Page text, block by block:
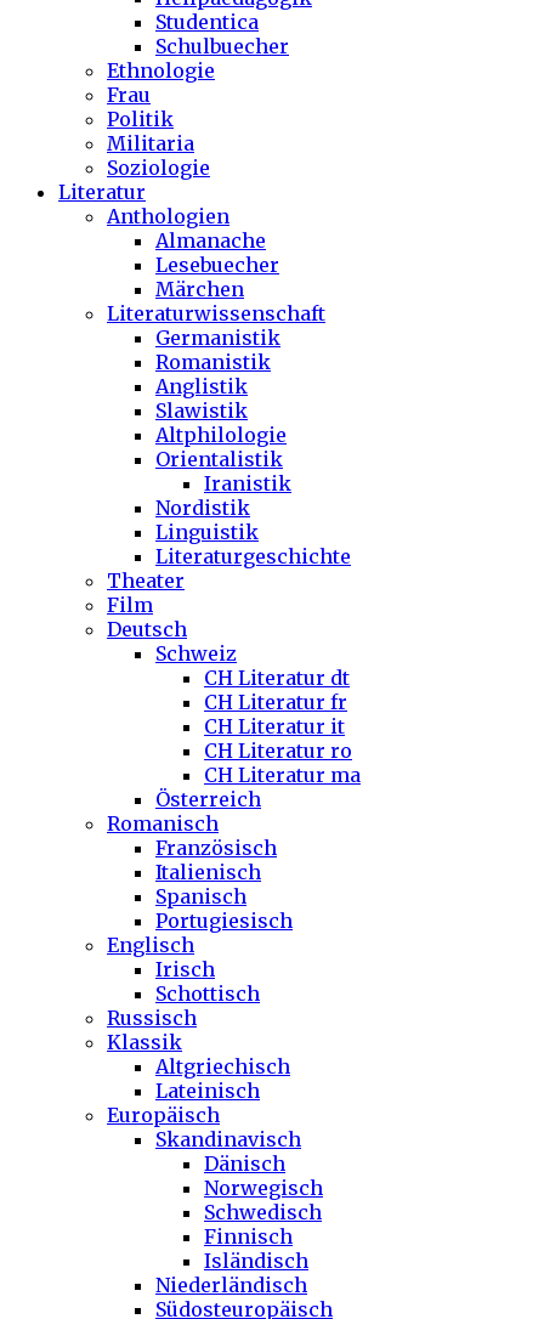
Studentica
Schulbuecher
Ethnologie
Frau
Politik
Militaria
Soziologie
Literatur
Anthologien
Almanache
Lesebuecher
Märchen
Literaturwissenschaft
Germanistik
Romanistik
Anglistik
Slawistik
Altphilologie
Orientalistik
Iranistik
Nordistik
Linguistik
Literaturgeschichte
Theater
Film
Deutsch
Schweiz
CH Literatur dt
CH Literatur fr
CH Literatur it
CH Literatur ro
CH Literatur ma
Österreich
Romanisch
Französisch
Italienisch
Spanisch
Portugiesisch
Englisch
Irisch
Schottisch
Russisch
Klassik
Altgriechisch
Lateinisch
Europäisch
Skandinavisch
Dänisch
Norwegisch
Schwedisch
Finnisch
Isländisch
Niederländisch
Südosteuropäisch